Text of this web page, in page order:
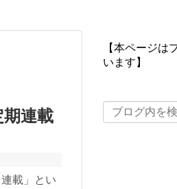
連載
載」とい
【本ページは
います】